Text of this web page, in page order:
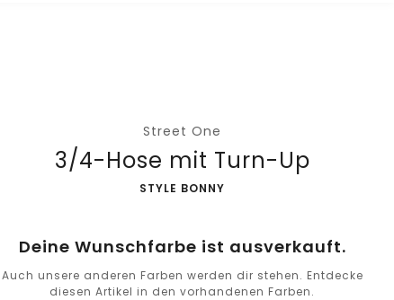
Street One
3/4-Hose mit Turn-Up
-
STYLE BONNY
Deine Wunschfarbe ist ausverkauft.
Auch unsere anderen Farben werden dir stehen. Entdecke
diesen Artikel in den vorhandenen Farben.